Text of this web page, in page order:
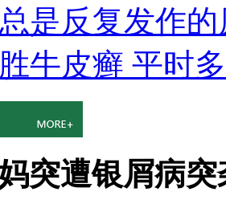
是反复发作
牛皮癣 平时
突遭银屑病